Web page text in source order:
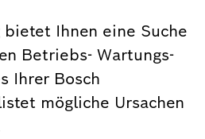
bietet Ihnen eine Suche
Betriebs- Wartungs-
Ihrer Bosch
mögliche Ursachen